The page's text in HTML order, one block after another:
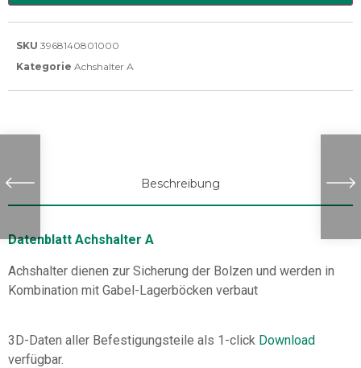
SKU 3968140801000
Kategorie Achshalter A
Beschreibung
Datenblatt Achshalter A
Achshalter dienen zur Sicherung der Bolzen und werden in
Kombination mit Gabel-Lagerböcken verbaut
3D-Daten aller Befestigungsteile als 1-click Download
verfügbar.